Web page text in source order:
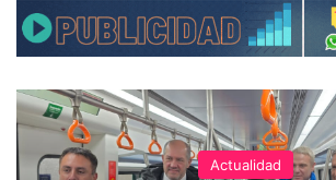
Actualidad